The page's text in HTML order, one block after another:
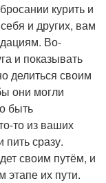
курить и
и других, вам
Во-
и показывать
делиться своим
они могли
быть
то из ваших
пить сразу.
своим путём, и
этапе их пути.